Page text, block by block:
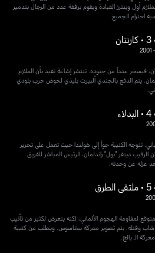
أول وينترز القيادة ويقوم برفقة عدد من الرجال بتدمير
احترام الجميع.
•
2001
فيسخر عدداً من جنوده. تنتشر إشاعة تفيد بأن الملازم
يتم الدفع بالجندي ألبيرت بليذي لخوض حرب بلودي
تتوجه الكتيبة جواً إلى هولندا حيث تعمل على تحرير
دينفر "بول" راندلمان، الرئيس المباشر للفريق
بعد عزله عن وحدته.
لمقاومة الهجوم الألماني، لكنه يتعرض لكثير من تأنيب
شاب وقتله. يتم تصوير معركة بيغاسوس. ويطلب من كتيبة
الـ بالج.